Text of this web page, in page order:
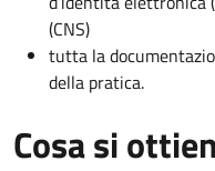
(CNS)
tutta la
della pratica.
Cosa si